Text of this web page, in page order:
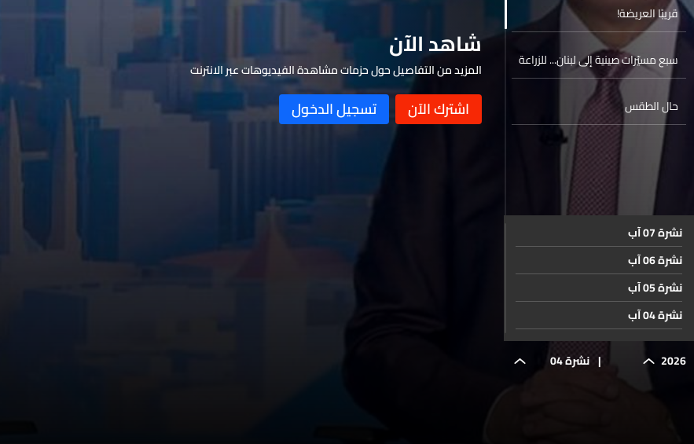
شاهد الآن
المزيد من التفاصيل حول حزمات مشاهدة الفيديوهات عبر الانترنت
قريبًا العريضة!
سبع مسيّرات صينية إلى لبنان... للزراعة
حال الطقس
2026
| نشرة 04
نشرة 07 آب
نشرة 06 آب
نشرة 05 آب
نشرة 04 آب
نشرة 03 آب
نشرة 02 آب